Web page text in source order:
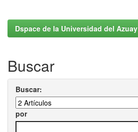
Dspace de la Universidad del Azuay
Buscar
Buscar:
por